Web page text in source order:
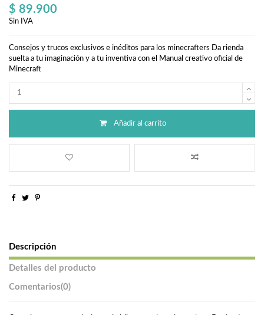
$ 89.900
Sin IVA
Consejos y trucos exclusivos e inéditos para los minecrafters Da rienda
suelta a tu imaginación y a tu inventiva con el Manual creativo oficial de
Minecraft
Añadir al carrito
Descripción
Detalles del producto
Comentarios(0)